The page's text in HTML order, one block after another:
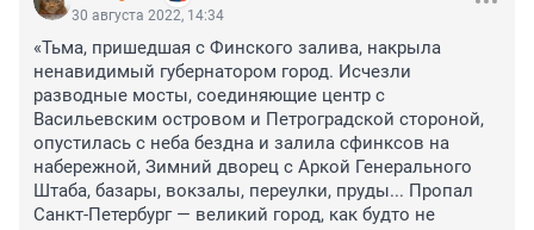
30 августа 2022, 14:34
«Тьма, пришедшая с Финского залива, накрыла
ненавидимый губернатором город. Исчезли
разводные мосты, соединяющие центр с
Васильевским островом и Петроградской стороной,
опустилась с неба бездна и залила сфинксов на
набережной, Зимний дворец с Аркой Генерального
Штаба, базары, вокзалы, переулки, пруды... Пропал
Санкт-Петербург — великий город, как будто не